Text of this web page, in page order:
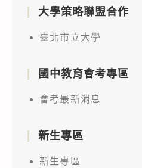
大學策略聯盟合作
臺北市立大學
國中教育會考專區
會考最新消息
新生專區
新生專區